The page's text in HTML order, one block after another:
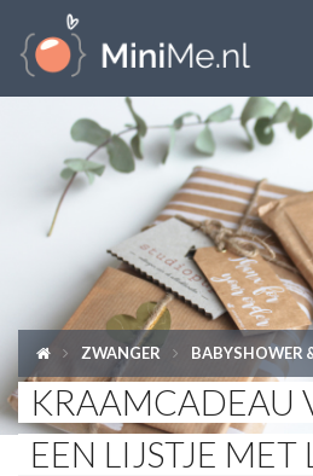
ZWANGER WORDEN
ZWANGER
BABY
PEUTER
KIND
LIFESTYLE
ZWANGER BABYSHOWER
KRAAMCADEAU
EEN LIJSTJE